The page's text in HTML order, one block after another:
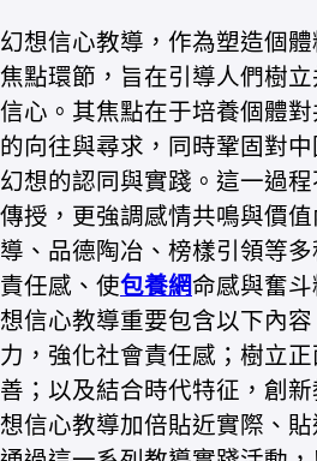
幻想信心教導，作為塑造個
焦點環節，旨在引導人們樹
信心。其焦點在于培養個體
的向往與尋求，同時鞏固對
幻想的認同與實踐。這一過
傳授，更強調感情共鳴與價
導、品德陶冶、榜樣引領等
責任感、使包養網命感與奮
想信心教導重要包含以下內
力，強化社會責任感；樹立
善；以及結合時代特征，創
想信心教導加倍貼近實際、